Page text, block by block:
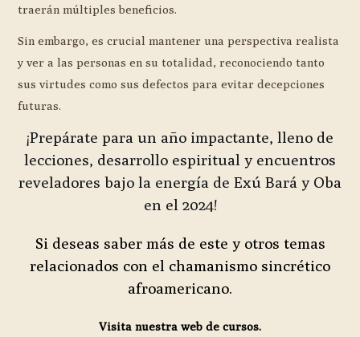
traerán múltiples beneficios.
Sin embargo, es crucial mantener una perspectiva realista
y ver a las personas en su totalidad, reconociendo tanto
sus virtudes como sus defectos para evitar decepciones
futuras.
¡Prepárate para un año impactante, lleno de
lecciones, desarrollo espiritual y encuentros
reveladores bajo la energía de Exú Bará y Oba
en el 2024!
Si deseas saber más de este y otros temas
relacionados con el chamanismo sincrético
afroamericano.
Visita nuestra web de cursos.